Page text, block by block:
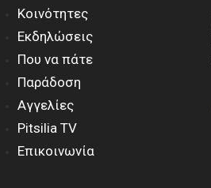
Κοινότητες
Εκδηλώσεις
Που να πάτε
Παράδοση
Αγγελίες
Pitsilia TV
Επικοινωνία